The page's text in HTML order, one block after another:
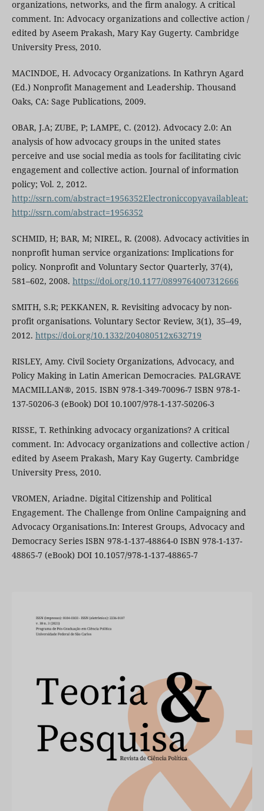
organizations, networks, and the firm analogy. A critical
comment. In: Advocacy organizations and collective action /
edited by Aseem Prakash, Mary Kay Gugerty. Cambridge
University Press, 2010.
MACINDOE, H. Advocacy Organizations. In Kathryn Agard
(Ed.) Nonprofit Management and Leadership. Thousand
Oaks, CA: Sage Publications, 2009.
OBAR, J.A; ZUBE, P; LAMPE, C. (2012). Advocacy 2.0: An
analysis of how advocacy groups in the united states
perceive and use social media as tools for facilitating civic
engagement and collective action. Journal of information
policy; Vol. 2, 2012.
http://ssrn.com/abstract=1956352Electroniccopyavailableat:
http://ssrn.com/abstract=1956352
SCHMID, H; BAR, M; NIREL, R. (2008). Advocacy activities in
nonprofit human service organizations: Implications for
policy. Nonprofit and Voluntary Sector Quarterly, 37(4),
581–602, 2008. https://doi.org/10.1177/0899764007312666
SMITH, S.R; PEKKANEN, R. Revisiting advocacy by non-
profit organisations. Voluntary Sector Review, 3(1), 35–49,
2012. https://doi.org/10.1332/204080512x632719
RISLEY, Amy. Civil Society Organizations, Advocacy, and
Policy Making in Latin American Democracies. PALGRAVE
MACMILLAN®, 2015. ISBN 978-1-349-70096-7 ISBN 978-1-
137-50206-3 (eBook) DOI 10.1007/978-1-137-50206-3
RISSE, T. Rethinking advocacy organizations? A critical
comment. In: Advocacy organizations and collective action /
edited by Aseem Prakash, Mary Kay Gugerty. Cambridge
University Press, 2010.
VROMEN, Ariadne. Digital Citizenship and Political
Engagement. The Challenge from Online Campaigning and
Advocacy Organisations.In: Interest Groups, Advocacy and
Democracy Series ISBN 978-1-137-48864-0 ISBN 978-1-137-
48865-7 (eBook) DOI 10.1057/978-1-137-48865-7